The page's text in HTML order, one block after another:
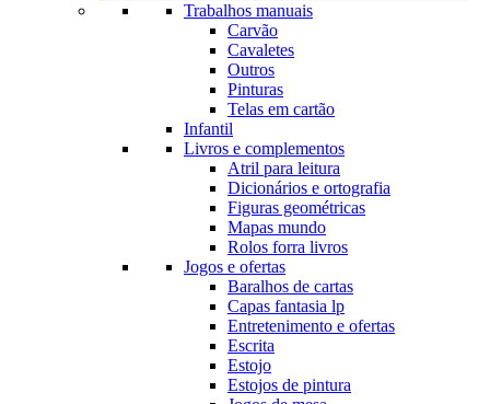
Trabalhos manuais
Carvão
Cavaletes
Outros
Pinturas
Telas em cartão
Infantil
Livros e complementos
Atril para leitura
Dicionários e ortografia
Figuras geométricas
Mapas mundo
Rolos forra livros
Jogos e ofertas
Baralhos de cartas
Capas fantasia lp
Entretenimento e ofertas
Escrita
Estojo
Estojos de pintura